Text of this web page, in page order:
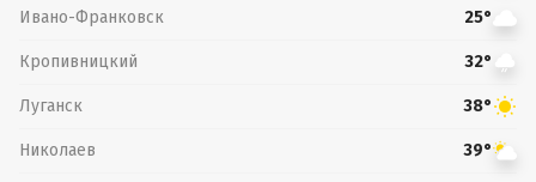
Ивано-Франковск 25°
Кропивницкий 32°
Луганск 38°
Николаев 39°